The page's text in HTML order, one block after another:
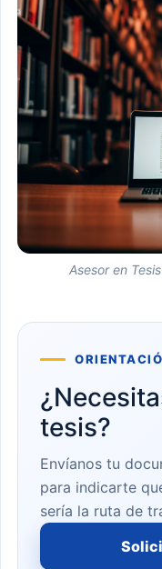
Asesor en
tesis?
Envíanos tu
para indicarte
sería la ruta de